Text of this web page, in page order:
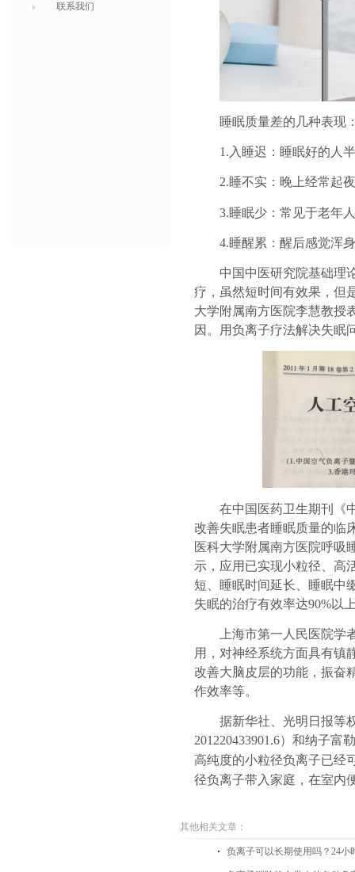
联系我们
睡眠质量差的几种表现
1. 入睡迟：睡眠好的人
2.睡不实：晚上经常起
3.睡眠少：常见于老年
4.睡醒累：醒后感觉浑
中国中医研究院基础理
疗 ， 虽然短时间有效果， 但
大学附属南方医院李慧教授
因。用负离子疗法解决失眠
在中国医药卫生期刊《
改善失眠患者睡眠质量的临
医科大学附属南方医院呼吸
示，应用已实现小粒径、高
短、睡眠时间延长、睡眠中
失眠的治疗有效率达90%以
上海市第一人民医院
用，对神经系统方面具有镇
改善大脑皮层的功能，振奋
作效率等。
据新华社、光明日报等
201220433901.6）和纳子富
高纯度的小粒径负离子已经
径负离子带入家庭，在室内
其他相关文章：
负离子可以长期使用吗？24小